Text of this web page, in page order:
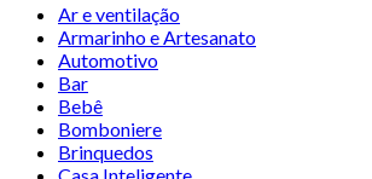
Ar e ventilação
Armarinho e Artesanato
Automotivo
Bar
Bebê
Bomboniere
Brinquedos